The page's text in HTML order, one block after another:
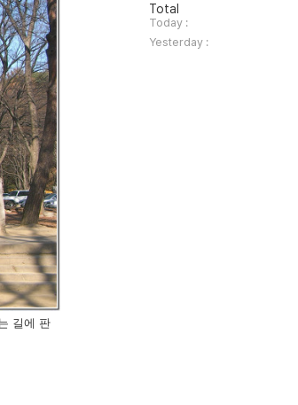
길에 판
방
문
자
수
Total
Today :
Yesterday :